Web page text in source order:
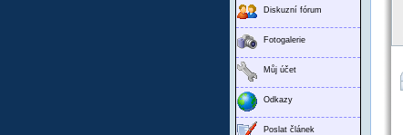
Diskuzní fórum
Fotogalerie
Můj účet
Odkazy
Poslat článek